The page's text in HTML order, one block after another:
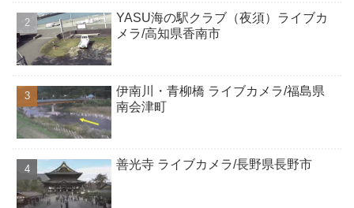
YASU海の駅クラブ（夜須）ライブカ
メラ/高知県香南市
伊南川・青柳橋 ライブカメラ/福島県
南会津町
善光寺 ライブカメラ/長野県長野市